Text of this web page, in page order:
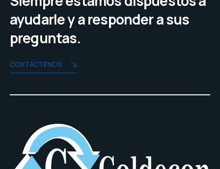
ayudarle y a responder a sus
preguntas.
CONTÁCTENOS